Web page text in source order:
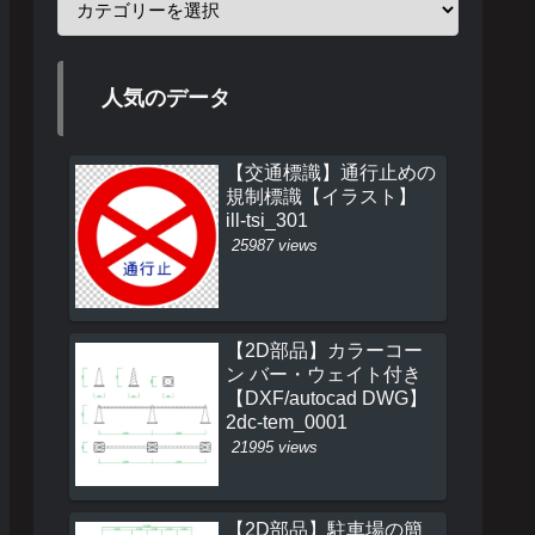
人気のデータ
【交通標識】通行止めの
規制標識【イラスト】
ill-tsi_301
25987 views
【2D部品】カラーコー
ン バー・ウェイト付き
【DXF/autocad DWG】
2dc-tem_0001
21995 views
【2D部品】駐車場の簡